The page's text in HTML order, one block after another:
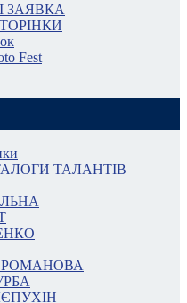
ЗАЯВКА
Fest
ТАЛАНТІВ
РОМАНОВА